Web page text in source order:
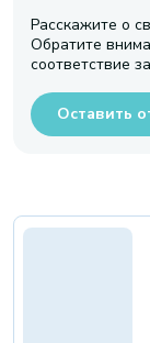
Расскажите о
Обратите
соответствие
Оставить